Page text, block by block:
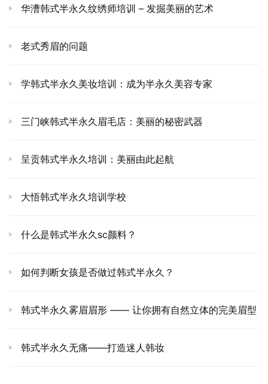
华漕韩式半永久纹绣师培训 – 发掘美丽的艺术
老式秀眉的问题
学韩式半永久美妆培训：成为半永久美容专家
三门峡韩式半永久眉毛店：美丽的秘密武器
呈贡韩式半永久培训：美丽由此起航
大悟韩式半永久培训学校
什么是韩式半永久sc颜料？
如何判断女孩是否做过韩式半永久？
韩式半永久雾眉眉形 —— 让你拥有自然立体的完美眉型
韩式半永久无痛——打造迷人韩妆